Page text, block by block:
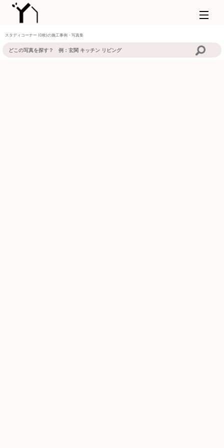
スタディコーナー (0枚)の施工事例・写真集